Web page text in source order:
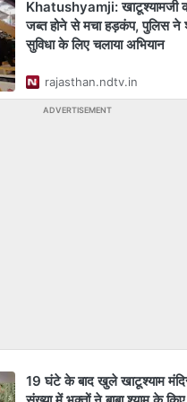
Khatushyamji: खाटूश्यामजी
जब्त होने से मचा हड़कंप, पुलिस ने
सुविधा के लिए चलाया अभियान
rajasthan.ndtv.in
ADVERTISEMENT
19 घंटे के बाद खुले खाटूश्याम